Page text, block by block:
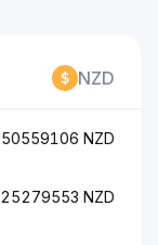
NZD
NZD
NZD